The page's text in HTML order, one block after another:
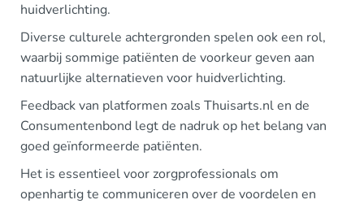
huidverlichting.
Diverse culturele achtergronden spelen ook een rol,
waarbij sommige patiënten de voorkeur geven aan
natuurlijke alternatieven voor huidverlichting.
Feedback van platformen zoals Thuisarts.nl en de
Consumentenbond legt de nadruk op het belang van
goed geïnformeerde patiënten.
Het is essentieel voor zorgprofessionals om
openhartig te communiceren over de voordelen en